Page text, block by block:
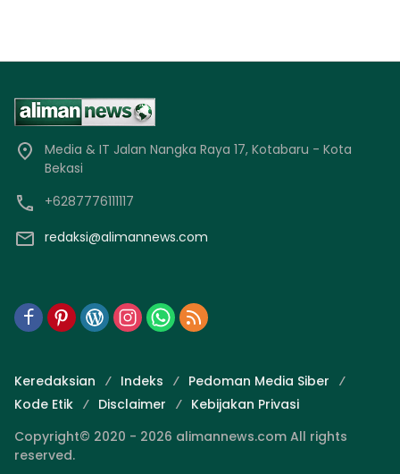
Media & IT Jalan Nangka Raya 17, Kotabaru - Kota
Bekasi
+6287776111117
redaksi@alimannews.com
Keredaksian Indeks
Pedoman Media Siber
Kode Etik
Disclaimer
Kebijakan Privasi
Copyright© 2020 - 2026 alimannews.com All rights
reserved.